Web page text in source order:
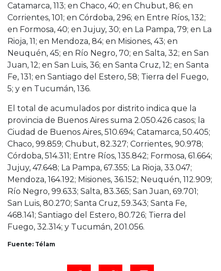
Catamarca, 113; en Chaco, 40; en Chubut, 86; en
Corrientes, 101; en Córdoba, 296; en Entre Ríos, 132;
en Formosa, 40; en Jujuy, 30; en La Pampa, 79; en La
Rioja, 11; en Mendoza, 84; en Misiones, 43; en
Neuquén, 45; en Río Negro, 70; en Salta, 32; en San
Juan, 12; en San Luis, 36; en Santa Cruz, 12; en Santa
Fe, 131; en Santiago del Estero, 58; Tierra del Fuego,
5; y en Tucumán, 136.
El total de acumulados por distrito indica que la
provincia de Buenos Aires suma 2.050.426 casos; la
Ciudad de Buenos Aires, 510.694; Catamarca, 50.405;
Chaco, 99.859; Chubut, 82.327; Corrientes, 90.978;
Córdoba, 514.311; Entre Ríos, 135.842; Formosa, 61.664;
Jujuy, 47.648; La Pampa, 67.355; La Rioja, 33.047;
Mendoza, 164.192; Misiones, 36.152; Neuquén, 112.909;
Río Negro, 99.633; Salta, 83.365; San Juan, 69.701;
San Luis, 80.270; Santa Cruz, 59.343; Santa Fe,
468.141; Santiago del Estero, 80.726; Tierra del
Fuego, 32.314; y Tucumán, 201.056.
Fuente: Télam